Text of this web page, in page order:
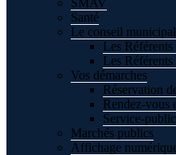
SMAV
Santé
Le conseil municipal
Les
Les
Vos démarches
Réservation
Rendez-vous
Service-
Marchés publics
Affichage